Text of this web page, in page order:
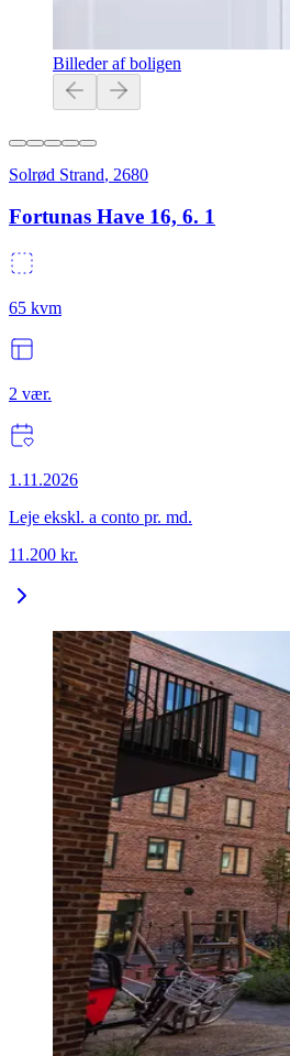
Billeder af boligen
Solrød Strand, 2680
Fortunas Have 16, 6. 1
65 kvm
2 vær.
1.11.2026
Leje ekskl. a conto pr. md.
11.200 kr.